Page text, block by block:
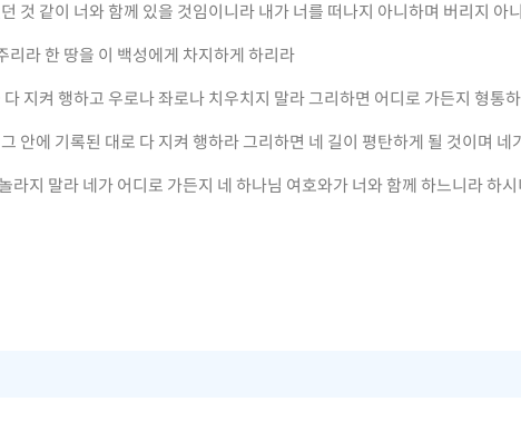
것 같이 너와 함께 있을 것임이니라 내가 너를 떠나지 아니하며 버리지 아
라 한 땅을 이 백성에게 차지하게 하리라
지켜 행하고 우로나 좌로나 치우치지 말라 그리하면 어디로 가든지 형통
안에 기록된 대로 다 지켜 행하라 그리하면 네 길이 평탄하게 될 것이며 네
지 말라 네가 어디로 가든지 네 하나님 여호와가 너와 함께 하느니라 하